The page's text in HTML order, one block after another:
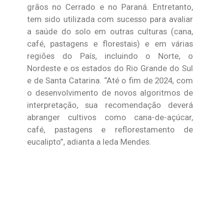
grãos no Cerrado e no Paraná. Entretanto,
tem sido utilizada com sucesso para avaliar
a saúde do solo em outras culturas (cana,
café, pastagens e florestais) e em várias
regiões do País, incluindo o Norte, o
Nordeste e os estados do Rio Grande do Sul
e de Santa Catarina. “Até o fim de 2024, com
o desenvolvimento de novos algoritmos de
interpretação, sua recomendação deverá
abranger cultivos como cana-de-açúcar,
café, pastagens e reflorestamento de
eucalipto”, adianta a Ieda Mendes.